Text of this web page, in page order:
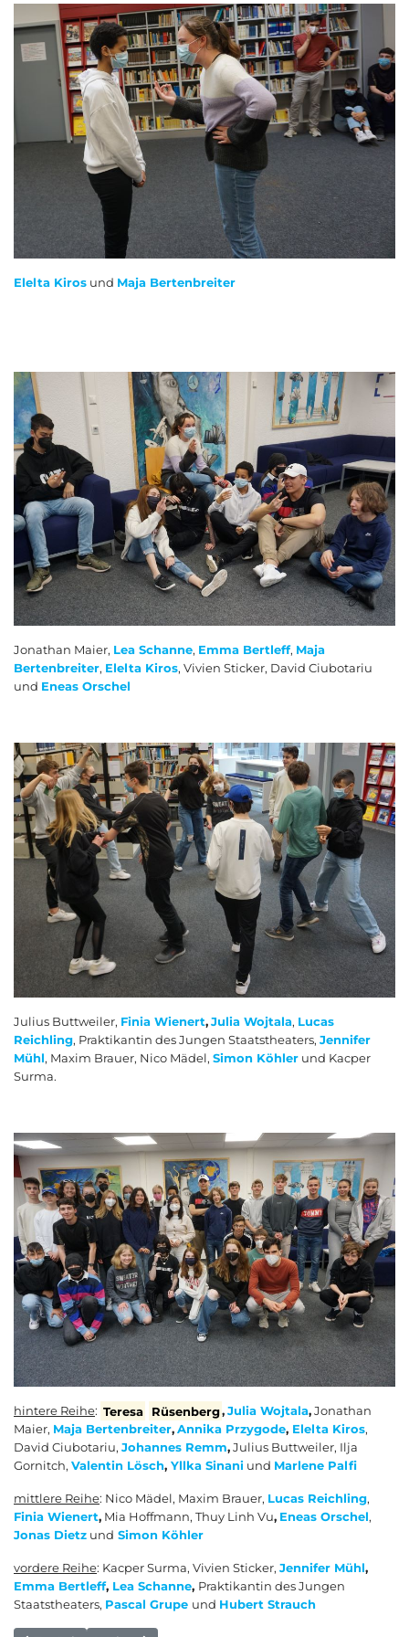
Elelta Kiros und Maja Bertenbreiter
Jonathan Maier, Lea Schanne, Emma Bertleff, Maja
Bertenbreiter, Elelta Kiros, Vivien Sticker, David Ciubotariu
und Eneas Orschel
Julius Buttweiler, Finia Wienert,Julia Wojtala, Lucas
Reichling, Praktikantin des Jungen Staatstheaters, Jennifer
Mühl, Maxim Brauer, Nico Mädel, Simon Köhler und Kacper
Surma.
hintere Reihe: Teresa Rüsenberg, Julia Wojtala,Jonathan
Maier, Maja Bertenbreiter,Annika Przygode, Elelta Kiros,
David Ciubotariu, Johannes Remm,Julius Buttweiler, Ilja
Gornitch, Valentin Lösch, Yllka Sinani und Marlene Palfi
mittlere Reihe: Nico Mädel, Maxim Brauer, Lucas Reichling,
Finia Wienert, Mia Hoffmann, Thuy Linh Vu, Eneas Orschel,
Jonas Dietz und Simon Köhler
vordere Reihe: Kacper Surma, Vivien Sticker, Jennifer Mühl,
Emma Bertleff, Lea Schanne, Praktikantin des Jungen
Staatstheaters, Pascal Grupe und Hubert Strauch